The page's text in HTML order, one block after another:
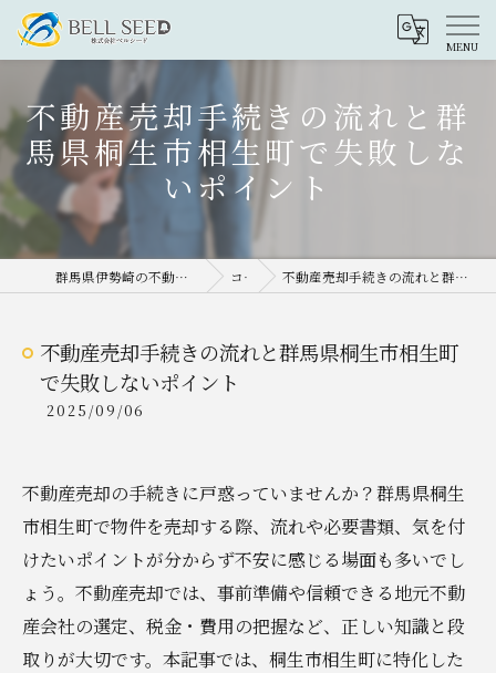
不動産売却手続きの流れと群
馬県桐生市相生町で失敗しな
いポイント
群馬県伊勢崎の不動産売却なら株式会社ベルシード コラム 不動産売却手続きの流れと群馬県桐生市相生町で失敗しないポイント
不動産売却手続きの流れと群馬県桐生市相生町
で失敗しないポイント
2025/09/06
不動産売却の手続きに戸惑っていませんか？群馬県桐生
市相生町で物件を売却する際、流れや必要書類、気を付
けたいポイントが分からず不安に感じる場面も多いでし
ょう。不動産売却では、事前準備や信頼できる地元不動
産会社の選定、税金・費用の把握など、正しい知識と段
取りが大切です。本記事では、桐生市相生町に特化した